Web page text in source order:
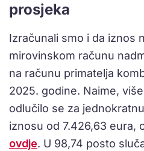
prosjeka
Izračunali smo i da iznos
mirovinskom računu
na računu primatelja
2025. godine. Naime,
odlučilo se za
iznosu od 7.426,63 eura,
ovdje. U 98,74 posto